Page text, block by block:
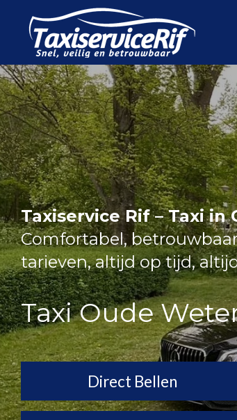
direct
de
hoofdinhoud
Taxiservice Rif – Taxi
Comfortabel,
tarieven, altijd op tijd,
Taxi Oude
Direct Bellen